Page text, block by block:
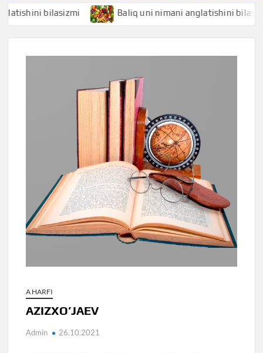
bilasizmi Baliq uni nimani anglatishini bilasizmi
A HARFI
AZIZXO’JAEV
Admin 26.10.2021